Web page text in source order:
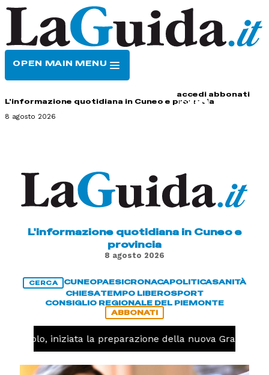
OPEN MAIN MENU
accedi abbonati
L'informazione quotidiana in Cuneo e provincia
8 agosto 2026
L'informazione quotidiana in Cuneo e
provincia
8 agosto 2026
CERCA CUNEOPAESICRONACAPOLITICASANITÀ
CHIESATEMPO LIBEROSPORT
CONSIGLIO REGIONALE DEL PIEMONTE
ABBONATI
iniziata la preparazione della nuova Granda